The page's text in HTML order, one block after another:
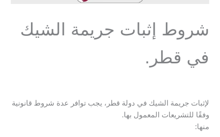
شروط إثبات جريمة الشيك
في قطر.
لإثبات جريمة الشيك في دولة قطر، يجب توافر عدة شروط قانونية
وفقًا للتشريعات المعمول بها.
منها: